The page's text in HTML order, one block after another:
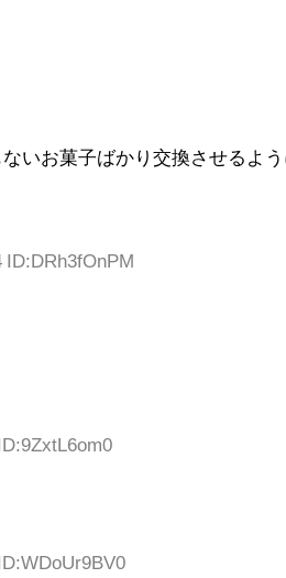
いお菓子ばかり交換させるよ
ID:DRh3fOnPM